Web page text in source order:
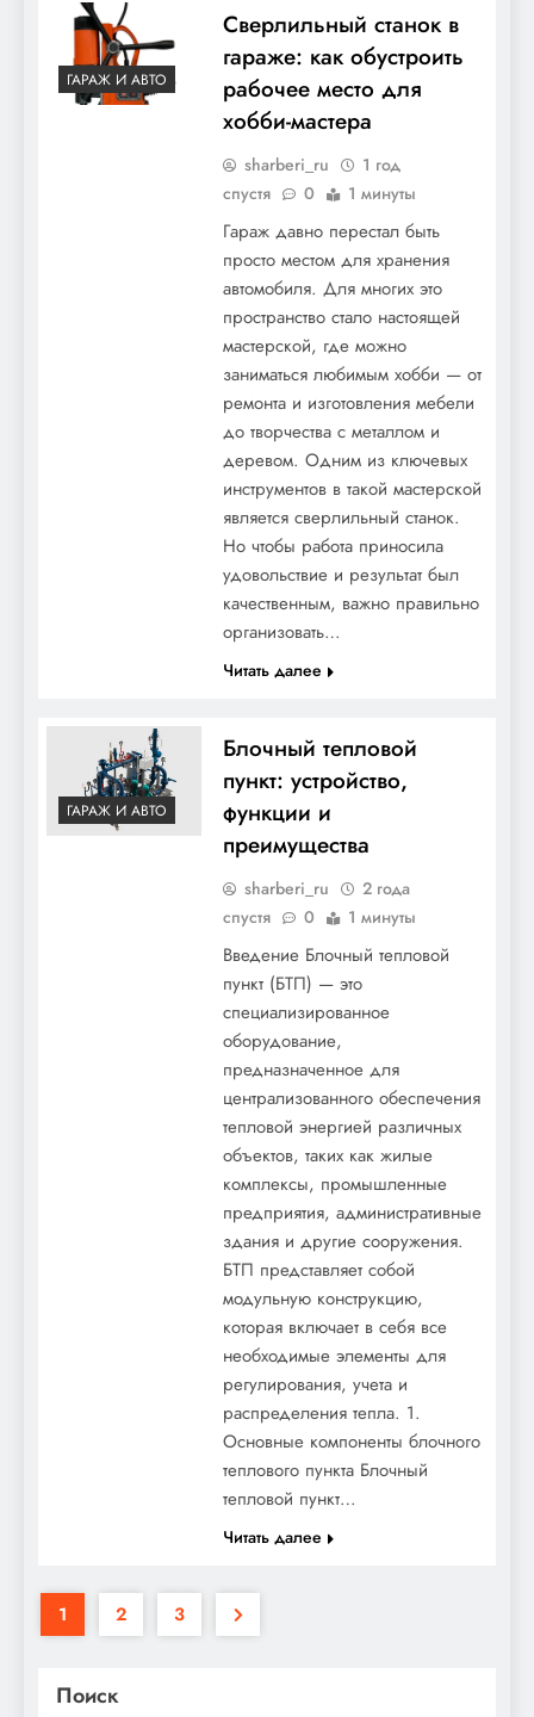
ГАРАЖ И АВТО
Сверлильный станок в
гараже: как обустроить
рабочее место для
хобби-мастера
sharberi_ru
1 год
спустя
0 1 минуты
Гараж давно перестал быть
просто местом для хранения
автомобиля. Для многих это
пространство стало настоящей
мастерской, где можно
заниматься любимым хобби — от
ремонта и изготовления мебели
до творчества с металлом и
деревом. Одним из ключевых
инструментов в такой мастерской
является сверлильный станок.
Но чтобы работа приносила
удовольствие и результат был
качественным, важно правильно
организовать…
Читать далее
ГАРАЖ И АВТО
Блочный тепловой
пункт: устройство,
функции и
преимущества
sharberi_ru
2 года
спустя
0 1 минуты
Введение Блочный тепловой
пункт (БТП) — это
специализированное
оборудование,
предназначенное для
централизованного обеспечения
тепловой энергией различных
объектов, таких как жилые
комплексы, промышленные
предприятия, административные
здания и другие сооружения.
БТП представляет собой
модульную конструкцию,
которая включает в себя все
необходимые элементы для
регулирования, учета и
распределения тепла. 1.
Основные компоненты блочного
теплового пункта Блочный
тепловой пункт…
Читать далее
1 2 3
Поиск